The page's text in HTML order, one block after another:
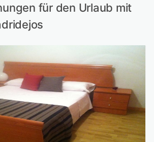
für den Urlaub mit